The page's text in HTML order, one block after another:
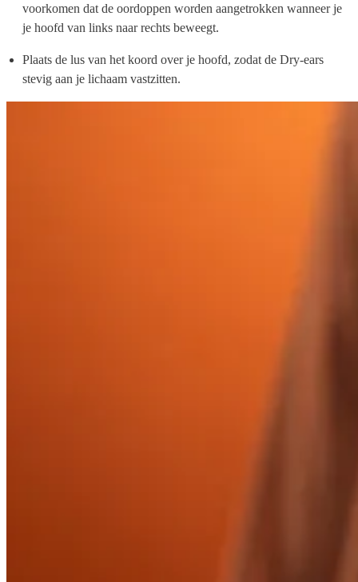
voorkomen dat de oordoppen worden aangetrokken wanneer je
je hoofd van links naar rechts beweegt.
Plaats de lus van het koord over je hoofd, zodat de Dry-ears
stevig aan je lichaam vastzitten.